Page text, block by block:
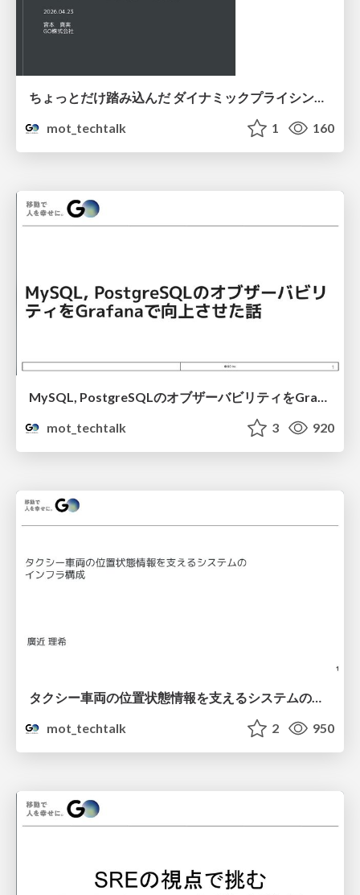
ちょっとだけ踏み込んだ ダイナミックプライシング 〜オンデマンド交通への拡張〜
mot_techtalk
1 160
MySQL, PostgreSQLのオブザーバビリティをGrafanaで向上させた話
mot_techtalk
3 920
mot_techtalk
2 950